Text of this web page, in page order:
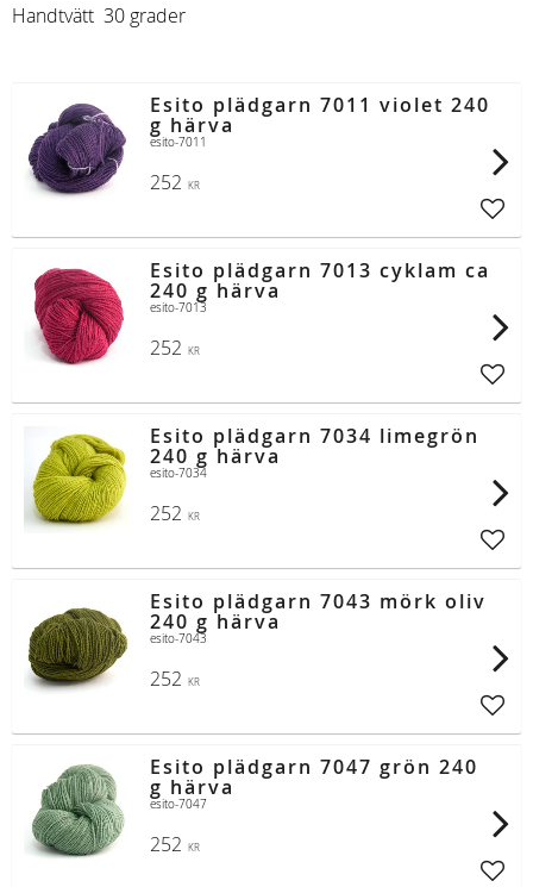
Handtvätt 30 grader
Esito plädgarn 7011 violet 240
g härva
esito-7011
252 KR
Esito plädgarn 7013 cyklam ca
240 g härva
esito-7013
252 KR
Esito plädgarn 7034 limegrön
240 g härva
esito-7034
252 KR
Esito plädgarn 7043 mörk oliv
240 g härva
esito-7043
252 KR
Esito plädgarn 7047 grön 240
g härva
esito-7047
252 KR